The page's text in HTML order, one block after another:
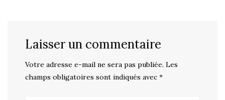
Laisser un commentaire
Votre adresse e-mail ne sera pas publiée. Les
champs obligatoires sont indiqués avec *